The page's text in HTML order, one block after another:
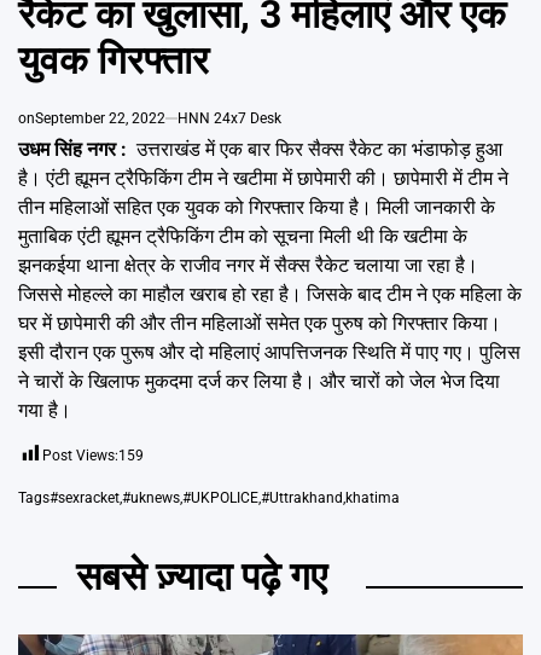
रैकेट का खुलासा, 3 महिलाएं और एक
युवक गिरफ्तार
onSeptember 22, 2022 HNN 24x7 Desk
उधम सिंह नगर : उत्तराखंड में एक बार फिर सैक्स रैकेट का भंडाफोड़ हुआ
है। एंटी ह्यूमन ट्रैफिकिंग टीम ने खटीमा में छापेमारी की। छापेमारी में टीम ने
तीन महिलाओं सहित एक युवक को गिरफ्तार किया है। मिली जानकारी के
मुताबिक एंटी ह्यूमन ट्रैफिकिंग टीम को सूचना मिली थी कि खटीमा के
झनकईया थाना क्षेत्र के राजीव नगर में सैक्स रैकेट चलाया जा रहा है।
जिससे मोहल्ले का माहौल खराब हो रहा है। जिसके बाद टीम ने एक महिला के
घर में छापेमारी की और तीन महिलाओं समेत एक पुरुष को गिरफ्तार किया।
इसी दौरान एक पुरूष और दो महिलाएं आपत्तिजनक स्थिति में पाए गए। पुलिस
ने चारों के खिलाफ मुकदमा दर्ज कर लिया है। और चारों को जेल भेज दिया
गया है।
Post Views:159
Tags#sexracket,#uknews,#UKPOLICE,#Uttrakhand,khatima
सबसे ज़्यादा पढ़े गए